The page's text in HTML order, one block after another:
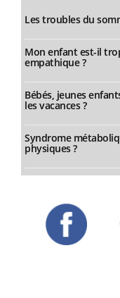
Les troubles du
Mon enfant est-il
empathique ?
Bébés, jeunes
les vacances ?
Syndrome
physiques ?